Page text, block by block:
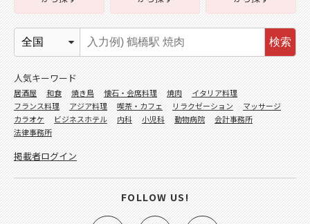
検索
人気キーワード
居酒屋 和食 焼き鳥 懐石・会席料理 焼肉
イタリア料理
フランス料理
アジア料理 喫茶・カフェ リラクゼーション
マッサージ
カラオケ
ビジネスホテル 内科 小児科 動物病院
会計事務所
法律事務所
掲載者ログイン
FOLLOW US!